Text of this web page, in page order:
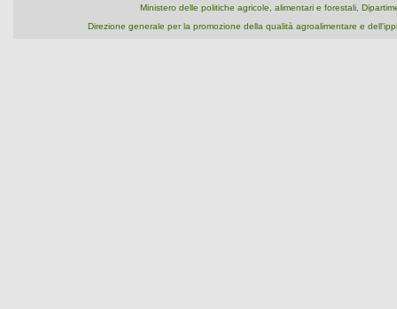
Ministero delle politiche agricole, alimentari e forestali,
Direzione generale per la promozione della qualità agroalimentare e